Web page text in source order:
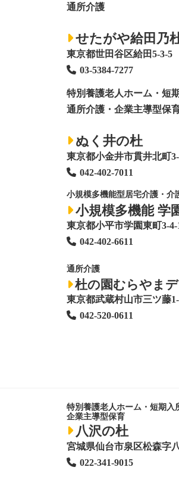
通所介護
せたがや給田乃
東京都世田谷区給田5-3-5
03-5384-7277
特別養護老人ホーム ・短
通所介護・企業主導型保
ぬく井の杜
東京都小金井市貫井北町
042-402-7011
小規模多機能型居宅介護・介
小規模多機能 学
東京都小平市学園東町3-4-
042-402-6611
通所介護
杜の園むらやま
東京都武蔵村山市三ツ藤
042-520-0611
特別養護老人ホーム ・短期入
企業主導型保育
八沢の杜
宮城県仙台市泉区松森字
022-341-9015